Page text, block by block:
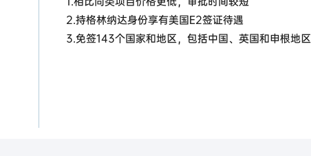
2.持格林纳达身份享有美国E2签证待遇
3.免签143个国家和地区，包括中国、英国和申根地区